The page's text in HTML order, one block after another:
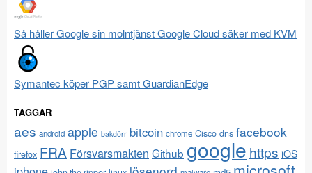
Så håller Google sin molntjänst Google Cloud säker med KVM
Symantec köper PGP samt GuardianEdge
TAGGAR
aes android apple bakdörr bitcoin chrome Cisco dns facebook
firefox FRA Försvarsmakten Github google https iOS